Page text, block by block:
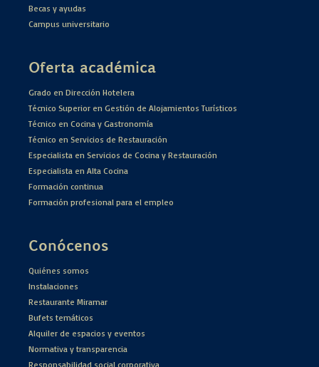
Becas y ayudas
Campus universitario
Oferta académica
Grado en Dirección Hotelera
Técnico Superior en Gestión de Alojamientos Turísticos
Técnico en Cocina y Gastronomía
Técnico en Servicios de Restauración
Especialista en Servicios de Cocina y Restauración
Especialista en Alta Cocina
Formación continua
Formación profesional para el empleo
Conócenos
Quiénes somos
Instalaciones
Restaurante Miramar
Bufets temáticos
Alquiler de espacios y eventos
Normativa y transparencia
Responsabilidad social corporativa